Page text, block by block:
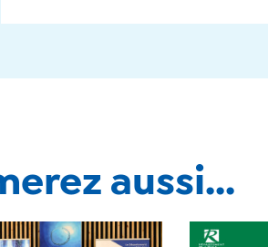
aussi...